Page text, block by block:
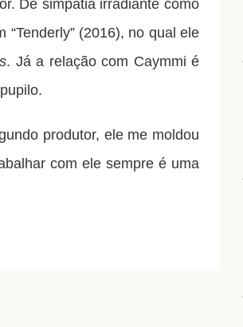
De simpatia irradiante como
(2016), no qual ele
. Já a relação com Caymmi é
produtor, ele me moldou
com ele sempre é uma